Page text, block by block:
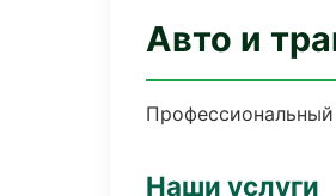
Авто и
Наши услуги